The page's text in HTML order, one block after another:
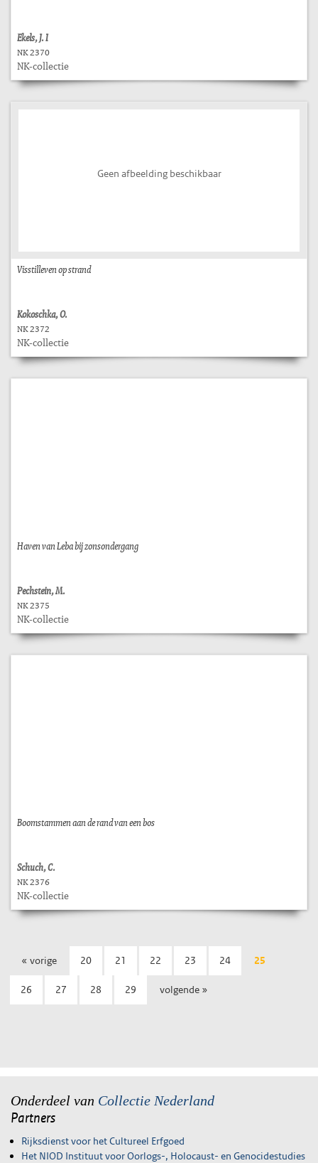
Ekels, J. I
NK 2370
NK-collectie
Geen afbeelding beschikbaar
Visstilleven op strand
Kokoschka, O.
NK 2372
NK-collectie
Haven van Leba bij zonsondergang
Pechstein, M.
NK 2375
NK-collectie
Boomstammen aan de rand van een bos
Schuch, C.
NK 2376
NK-collectie
« vorige 20 21 22 23 24 25
26 27 28 29 volgende »
Onderdeel van Collectie Nederland
Partners
Rijksdienst voor het Cultureel Erfgoed
Het NIOD Instituut voor Oorlogs-, Holocaust- en Genocidestudies